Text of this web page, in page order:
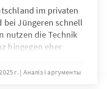
im privaten
bei Jüngeren schnell
nutzen die Technik
hingegen eher
г. Аналіз і аргументы